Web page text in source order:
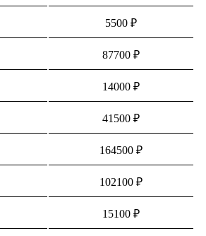
5500 ₽
87700 ₽
14000 ₽
41500 ₽
164500 ₽
102100 ₽
15100 ₽